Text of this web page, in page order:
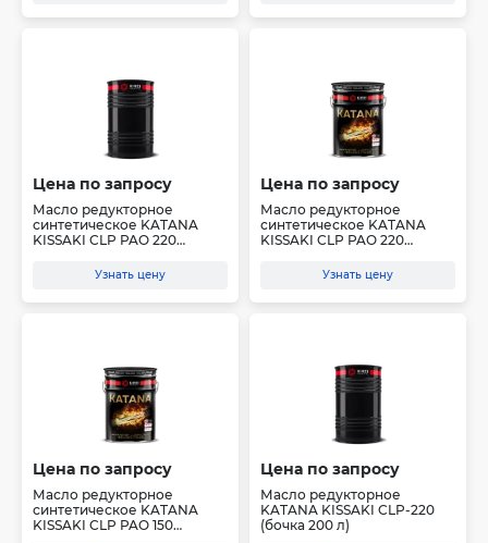
Цена по запросу
Масло редукторное
синтетическое KATANA
KISSAKI CLP PAO 220
Узнать цену
Цена по запросу
Масло редукторное
синтетическое KATANA
KISSAKI CLP PAO 220
Узнать цену
Цена по запросу
Масло редукторное
синтетическое KATANA
KISSAKI CLP PAO 150
Цена по запросу
Масло редукторное
KATANA KISSAKI CLP-220
(бочка 200 л)